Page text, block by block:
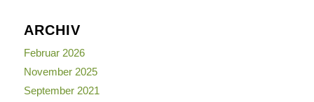
ARCHIV
Februar 2026
November 2025
September 2021